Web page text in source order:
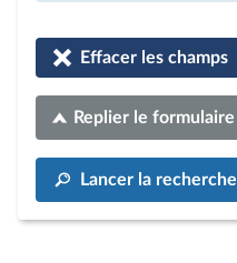
Effacer les champs
Replier le formulaire
Lancer la recherche